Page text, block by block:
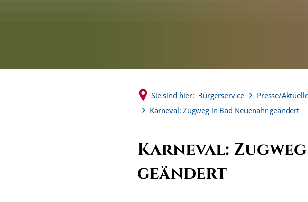
Sie sind hier: Bürgerservice Presse/
Karneval: Zugweg in Bad Neuenahr geändert
Karneval:
geändert